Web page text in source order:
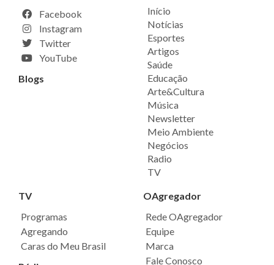
Facebook
Instagram
Twitter
YouTube
Blogs
Início
Notícias
Esportes
Artigos
Saúde
Educação
Arte&Cultura
Música
Newsletter
Meio Ambiente
Negócios
Radio
TV
TV
Programas
Agregando
Caras do Meu Brasil
OAgregador
Rede OAgregador
Equipe
Marca
Fale Conosco